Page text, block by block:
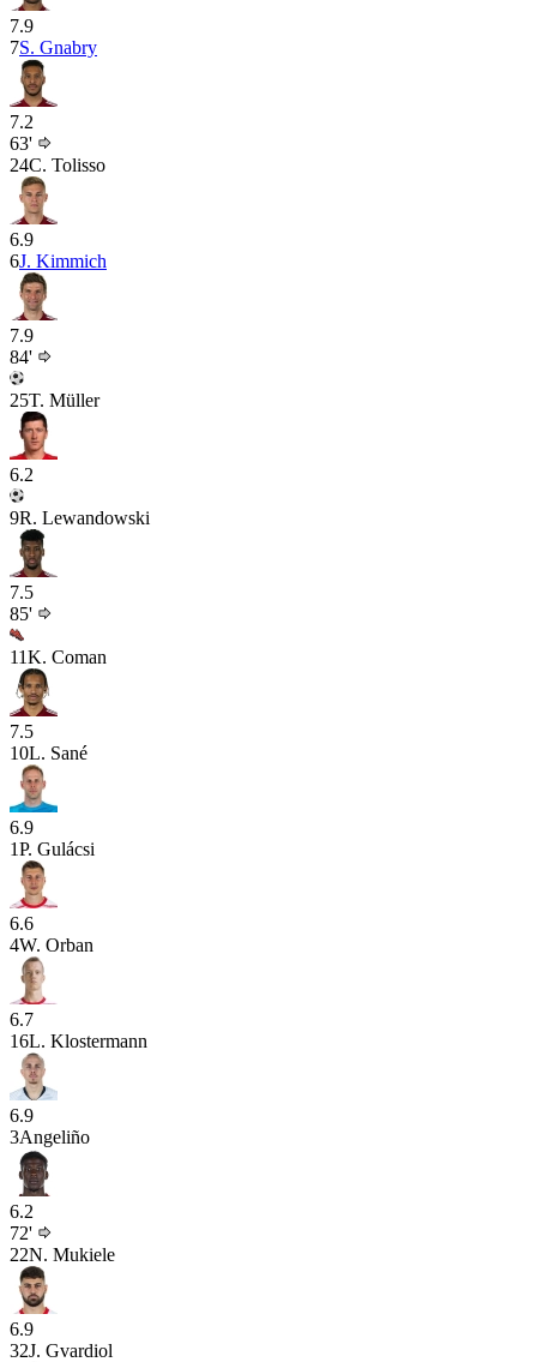
7.9
7S. Gnabry
7.2
63'
24C. Tolisso
6.9
6J. Kimmich
7.9
84'
25T. Müller
6.2
9R. Lewandowski
7.5
85'
11K. Coman
7.5
10L. Sané
6.9
1P. Gulácsi
6.6
4W. Orban
6.7
16L. Klostermann
6.9
3Angeliño
6.2
72'
22N. Mukiele
6.9
32J. Gvardiol